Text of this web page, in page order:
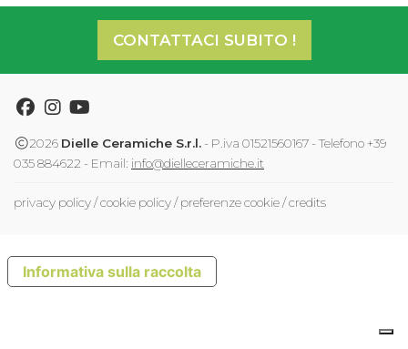
CONTATTACI SUBITO !
Facebook
Instagram
Youtube
2026 Dielle Ceramiche S.r.l. - P.iva 01521560167 - Telefono +39
035 884622 - Email: info@dielleceramiche.it
privacy policy/cookie policy/preferenze cookie/credits
Informativa sulla raccolta